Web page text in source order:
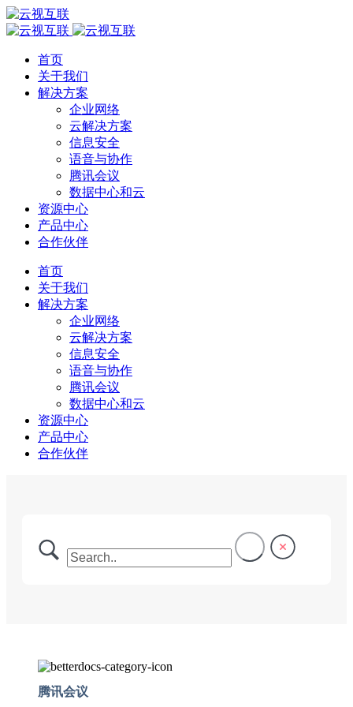
首页
关于我们
解决方案
企业网络
云解决方案
信息安全
语音与协作
腾讯会议
数据中心和云
资源中心
产品中心
合作伙伴
首页
关于我们
解决方案
企业网络
云解决方案
信息安全
语音与协作
腾讯会议
数据中心和云
资源中心
产品中心
合作伙伴
腾讯会议